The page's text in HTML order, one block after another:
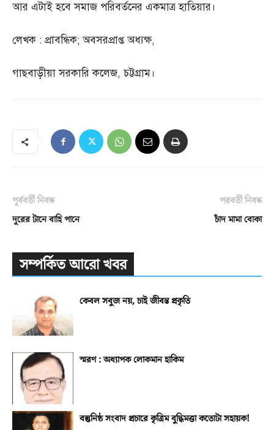
আর এটাই হবে সমাজ পরিবর্তনের একমাত্র হাতিয়ার।
লেখক : প্রাবন্ধিক;অবসরপ্রাপ্ত অধ্যক্ষ,
গাছবাড়ীয়া সরকারি কলেজ,চট্টগ্রাম।
পূর্ববর্তী নিবন্ধ
দূরের টানে বাহি পানে
পরবর্তী নিবন্ধ
চাঁদ মামা বোকা
সম্পর্কিত আরো খবর
কেবল সবুজ নয়, চাই জীবন্ত প্রকৃতি
স্মরণ : অধ্যাপক লোকমান হাকিম
বস্তুনিষ্ঠ সংবাদ প্রচারে কৃত্রিম বুদ্ধিমত্তা কতোটা সহায়ক!